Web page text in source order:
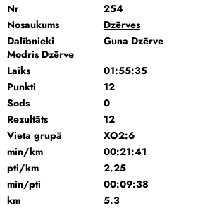
Nr
254
Nosaukums
Dzērves
Dalībnieki
Guna Dzērve
Modris Dzērve
Laiks
01:55:35
Punkti
12
Sods
0
Rezultāts
12
Vieta grupā
XO2:6
min/km
00:21:41
pti/km
2.25
min/pti
00:09:38
km
5.3